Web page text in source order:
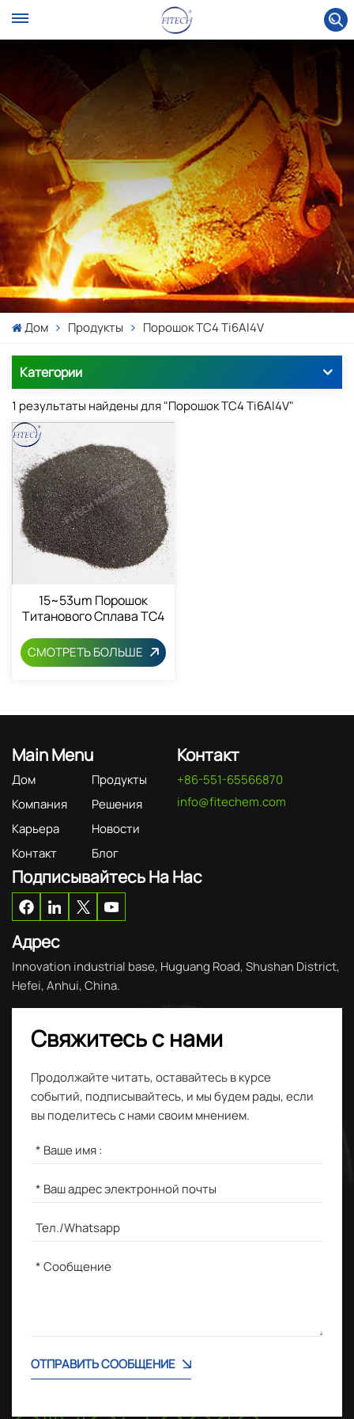
Дом Продукты Порошок TC4 Ti6Al4V
Категории
1 результаты найдены для "Порошок TC4 Ti6Al4V"
15~53um Порошок
Титанового Сплава TC4
32-6
СМОТРЕТЬ БОЛЬШЕ
Main Menu
Дом
Продукты
Компания
Решения
Карьера
Новости
Контакт
Блог
Контакт
+86-551-65566870
info@fitechem.com
Подписывайтесь На Нас
Адрес
Innovation industrial base, Huguang Road, Shushan District,
Hefei, Anhui, China.
Свяжитесь с нами
Продолжайте читать, оставайтесь в курсе
событий, подписывайтесь, и мы будем рады, если
вы поделитесь с нами своим мнением.
ОТПРАВИТЬ СООБЩЕНИЕ